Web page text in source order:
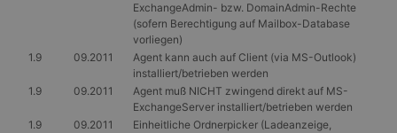
ExchangeAdmin- bzw. DomainAdmin-Rechte
(sofern Berechtigung auf Mailbox-Database
vorliegen)
1.9
09.2011
Agent kann auch auf Client (via MS-Outlook)
installiert/betrieben werden
1.9
09.2011
Agent muß NICHT zwingend direkt auf MS-
ExchangeServer installiert/betrieben werden
1.9
09.2011
Einheitliche Ordnerpicker (Ladeanzeige,